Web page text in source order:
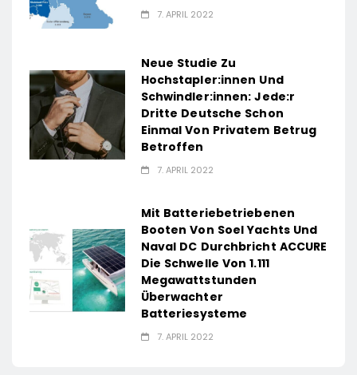
7. APRIL 2022
Neue Studie Zu
Hochstapler:innen Und
Schwindler:innen: Jede:r
Dritte Deutsche Schon
Einmal Von Privatem Betrug
Betroffen
7. APRIL 2022
Mit Batteriebetriebenen
Booten Von Soel Yachts Und
Naval DC Durchbricht ACCURE
Die Schwelle Von 1.111
Megawattstunden
Überwachter
Batteriesysteme
7. APRIL 2022